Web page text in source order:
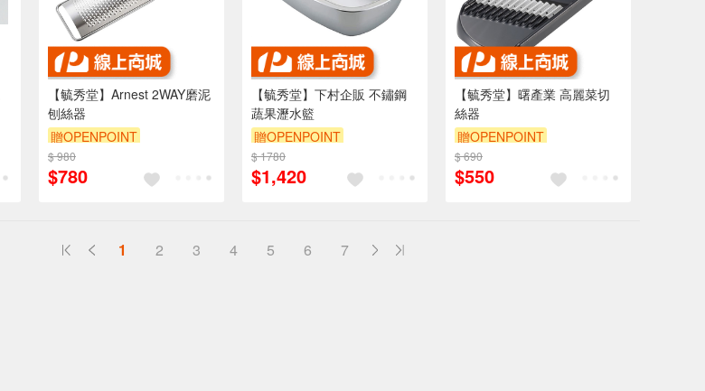
【毓秀堂】Arnest 2WAY磨泥
刨絲器
贈OPENPOINT
$ 980
$780
【毓秀堂】下村企販 不鏽鋼
蔬果瀝水籃
贈OPENPOINT
$ 1780
$1,420
【毓秀堂】曙產業 高麗菜切
絲器
贈OPENPOINT
$ 690
$550
1 2 3 4 5 6 7